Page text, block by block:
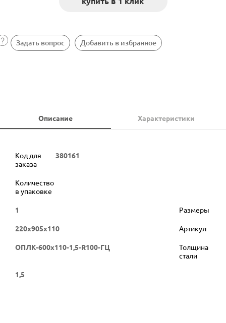
Задать вопрос Добавить в избранное
Описание Характеристики
Код для
заказа
380161
Количество
в упаковке
1 Размеры
220х905х110 Артикул
ОПЛК-600х110-1,5-R100-ГЦ
Толщина
стали
1,5